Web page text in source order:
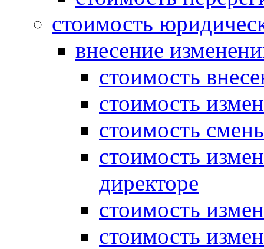
стоимость
внесение
стоимость
стоимость
стоимость
стоимость
директоре
стоимость
стоимость